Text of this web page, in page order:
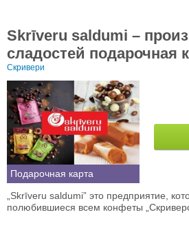
Skrīveru saldumi –
сладостей подарочная
Скривери
Подарочная карта
„Skrīveru saldumi” это предприятие,
полюбившиеся всем конфеты